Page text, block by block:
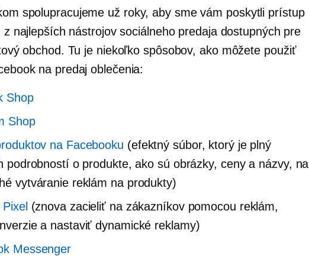
spolupracujeme už roky, aby sme vám poskytli prístup
z najlepších nástrojov sociálneho predaja dostupných pre
obchod. Tu je niekoľko spôsobov, ako môžete použiť
na predaj oblečenia:
Shop
Shop
na Facebooku (efektný súbor, ktorý je plný
podrobností o produkte, ako sú obrázky, ceny a názvy, na
vytváranie reklám na produkty)
(znova zacieliť na zákazníkov pomocou reklám,
a nastaviť dynamické reklamy)
Messenger